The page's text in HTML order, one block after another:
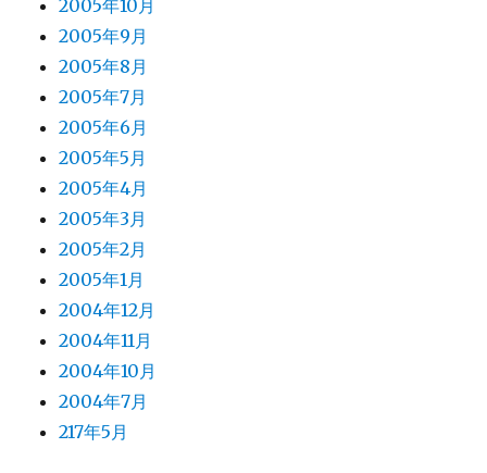
2005年10月
2005年9月
2005年8月
2005年7月
2005年6月
2005年5月
2005年4月
2005年3月
2005年2月
2005年1月
2004年12月
2004年11月
2004年10月
2004年7月
217年5月